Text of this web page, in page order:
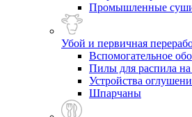
Промышленные
Убой и первичная
Вспомогательное
Пилы для распила
Устройства
Шпарчаны